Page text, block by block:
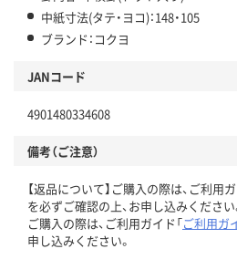
中紙寸法(タテ・ヨコ)：148・105
ブランド：コクヨ
JANコード
4901480334608
備考（ご注意）
【返品について】ご購入の際は、ご利用
を必ずご確認の上、お申し込みください
ご購入の際は、ご利用ガイド「ご利用ガ
申し込みください。